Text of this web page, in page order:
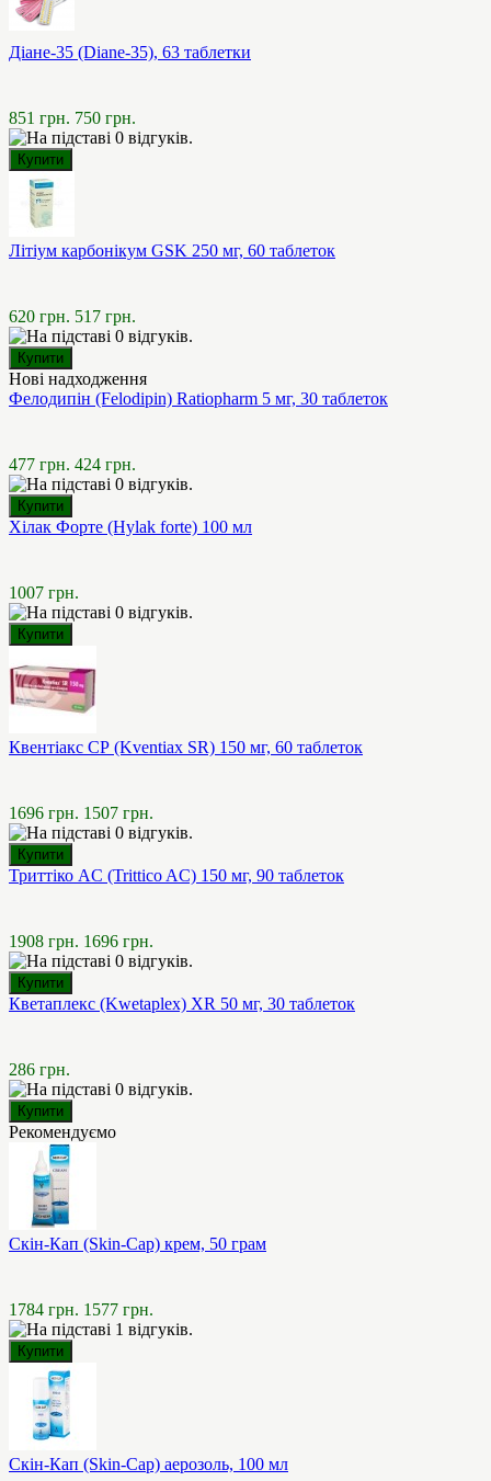
Діане-35 (Diane-35), 63 таблетки
851 грн. 750 грн.
Літіум карбонікум GSK 250 мг, 60 таблеток
620 грн. 517 грн.
Нові надходження
Фелодипін (Felodipin) Ratiopharm 5 мг, 30 таблеток
477 грн. 424 грн.
Хілак Форте (Hylak forte) 100 мл
1007 грн.
Квентіакс СР (Kventiax SR) 150 мг, 60 таблеток
1696 грн. 1507 грн.
Триттіко AC (Trittico AC) 150 мг, 90 таблеток
1908 грн. 1696 грн.
Кветаплекс (Kwetaplex) XR 50 мг, 30 таблеток
286 грн.
Рекомендуємо
Скін-Кап (Skin-Cap) крем, 50 грам
1784 грн. 1577 грн.
Скін-Кап (Skin-Cap) аерозоль, 100 мл